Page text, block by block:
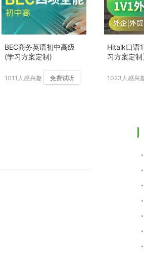
BEC商务英语初中高级
(学习方案定制)
1011人感兴趣 免费试听
Hitalk口语
习方案定制
1023人感兴